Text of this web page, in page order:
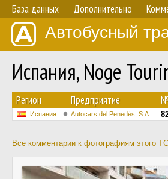
База данных Дополнительно
Автобусный
Испания, Noge
Регион Предприятие
Испания Autocars del Penedès, S.A
Все комментарии к фотографиям этого ТС